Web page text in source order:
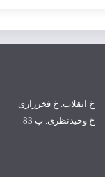
خ انقلاب. خ فخررازی
خ وحیدنظری. پ 83